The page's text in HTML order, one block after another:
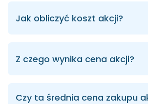
Jak obliczyć koszt akcji?
Z czego wynika cena akcji?
Czy ta średnia cena zakupu